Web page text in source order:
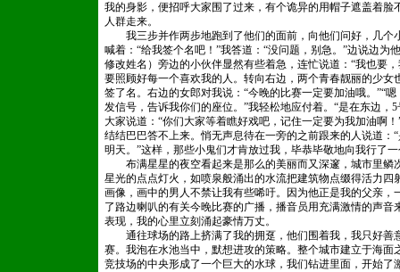
我的身影，便招呼大家围了过来，有个诡异的用帽子遮盖着
人群走来。
我三步并作两步地跑到了他们的面前，向他们问好，几个
喊着：“给我签个名吧！”我答道：“没问题，别急。”边说边为
修改姓名）旁边的小伙伴显然有些着急，连忙说道：“我也要
要照顾好每一个喜欢我的人。转向右边，两个青春靓丽的少
签了名。右边的女郎对我说：“今晚的比赛一定要加油哦。”“
发信号，告诉我你们的座位。”我轻松地应付着。“是在东边，
大家说道：“你们大家等着瞧好戏吧，记住一定要为我加油啊
结结巴巴答不上来。悄无声息待在一旁的之前跟来的人说道：
明天。”这样，那些小鬼们才肯放过我，毕恭毕敬地向我行了
布满星星的夜空看起来是那么的美丽而又深邃，城市里鳞
星光的点点灯火，如喷泉般涌出的水流把建筑物点缀得活力
画像，画中的男人不禁让我有些唏吁。因为他正是我的父亲
了路边喇叭的有关今晚比赛的广播，播音员用充满激情的声
表现，我的心里立刻涌起豪情万丈。
通往球场的路上挤满了我的拥趸，他们围着我，我只好善
赛。我泡在水池当中，默想进攻的策略。整个城市建立于海
竞技场的中央形成了一个巨大的水球，我们钻进里面，开始